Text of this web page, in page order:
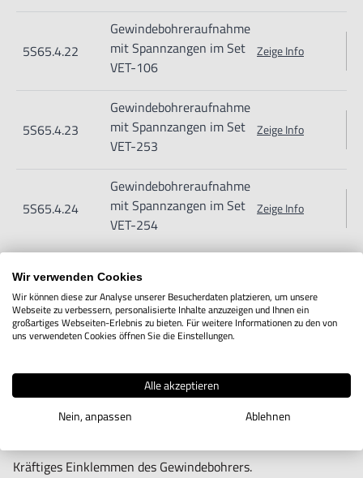
Varsseveld/ Netherlands, email: Info@hogetex.com
5S65.4.22
Gewindebohreraufnahme
mit Spannzangen im Set
VET-106
Zeige Info
5S65.4.23
Gewindebohreraufnahme
mit Spannzangen im Set
VET-253
Zeige Info
5S65.4.24
Gewindebohreraufnahme
mit Spannzangen im Set
VET-254
Zeige Info
IN DEN WARENKORB
Produktbeschreibung
Aufnahme mit geradem Schaft.
Kräftiges Einklemmen des Gewindebohrers.
Wir verwenden Cookies
Wir können diese zur Analyse unserer Besucherdaten platzieren, um unsere
Webseite zu verbessern, personalisierte Inhalte anzuzeigen und Ihnen ein
großartiges Webseiten-Erlebnis zu bieten. Für weitere Informationen zu den von
uns verwendeten Cookies öffnen Sie die Einstellungen.
Alle akzeptieren
Nein, anpassen
Ablehnen